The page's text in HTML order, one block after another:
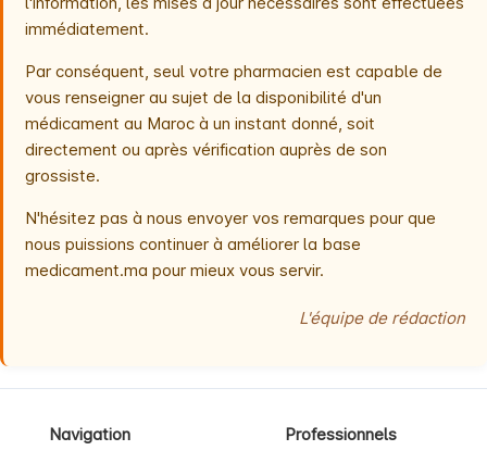
immédiatement.
Par conséquent, seul votre pharmacien est capable de
vous renseigner au sujet de la disponibilité d'un
médicament au Maroc à un instant donné, soit
directement ou après vérification auprès de son
grossiste.
N'hésitez pas à nous envoyer vos remarques pour que
nous puissions continuer à améliorer la base
medicament.ma pour mieux vous servir.
L'équipe de rédaction
Navigation Professionnels